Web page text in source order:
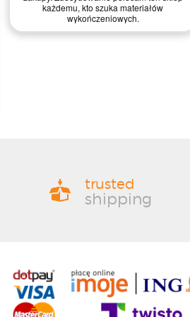
każdemu, kto szuka materiałów
wykończeniowych.
trusted
shipping